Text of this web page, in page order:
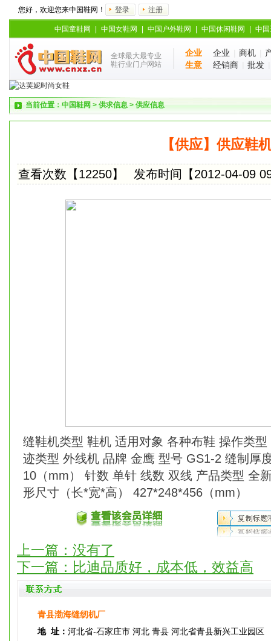
您好，欢迎您来中国鞋网！ 登录 注册
中国童鞋网 中国女鞋网 中国户外鞋网 中国休闲鞋网 中
全球最大最专业
鞋行业门户网站
企业
生意
企业 商机
经销商
批发
当前位置： 中国鞋网 > 供求信息 > 供应信息
【供应】供应鞋
查看次数【12250】 发布时间【2012-04-09
缝鞋机类型 鞋机 适用对象 各种布鞋 操作类
迹类型 外线机 品牌 金鹰 型号 GS1-2 缝制厚
10（mm） 针数 单针 线数 双线 产品类型 全
形尺寸（长*宽*高） 427*248*456（mm）
上一篇：没有了
下一篇： 比迪品质好，成本低，效益高
青县渤海缝纫机厂
地 址： 河北省-石家庄市 河北 青县 河北省青县新兴工业园区